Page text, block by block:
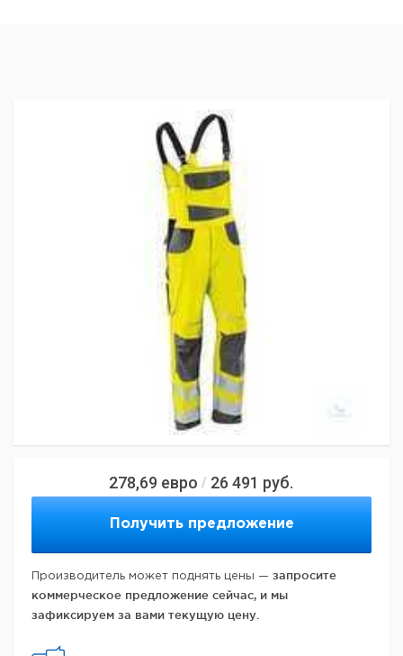
278,69 евро / 26 491 руб.
Получить предложение
Производитель может поднять цены — запросите
коммерческое предложение сейчас, и мы
зафиксируем за вами текущую цену.